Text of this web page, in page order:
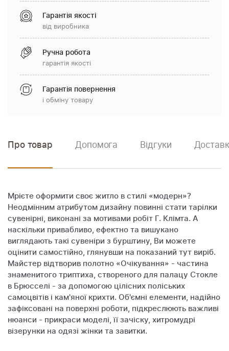
Гарантія якості
від виробника
Ручна робота
гарантія якості
Гарантія повернення
і обміну товару
Про товар Допомога Відгуки
Мрієте оформити своє житло в стилі «модерн»?
Неодмінним атрибутом дизайну повинні стати тарілки
сувенірні, виконані за мотивами робіт Г. Клімта. А
наскільки привабливо, ефектно та вишукано
виглядають такі сувеніри з бурштину, Ви можете
оцінити самостійно, глянувши на показаний тут виріб.
Майстер відтворив полотно «Очікування» - частина
знаменитого триптиха, створеного для палацу Стокле
в Брюсселі - за допомогою цілісних поліських
самоцвітів і кам'яної крихти. Об'ємні елементи, надійно
зафіксовані на поверхні роботи, підкреслюють важливі
нюанси - прикраси моделі, її зачіску, хитромудрі
візерунки на одязі жінки та завитки.